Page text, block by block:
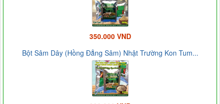
350.000 VND
Bột Sâm Dây (Hồng Đẳng Sâm) Nhật Trường Kon Tum...